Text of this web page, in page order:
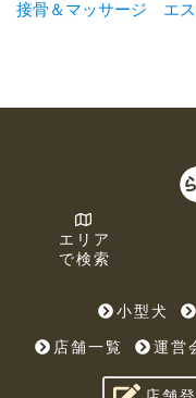
接骨＆マッサージ エ
エリア
で検索
小型犬
店舗一覧
運営